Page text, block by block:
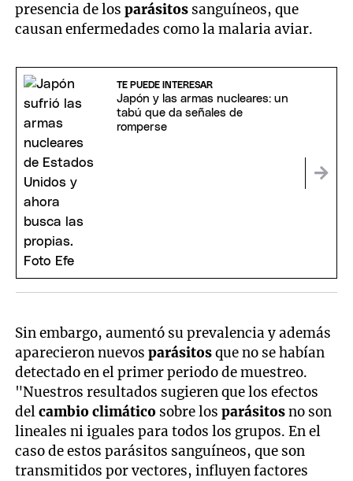
presencia de losparásitos sanguíneos, que
causan enfermedades como la malaria aviar.
TE PUEDE INTERESAR
Japón y las armas nucleares: un
tabú que da señales de
romperse
Sin embargo, aumentó su prevalencia y además
aparecieron nuevosparásitosque no se habían
detectado en el primer periodo de muestreo.
"Nuestros resultados sugieren que los efectos
delcambio climático sobre losparásitosno son
lineales ni iguales para todos los grupos. En el
caso de estos parásitos sanguíneos, que son
transmitidos por vectores, influyen factores